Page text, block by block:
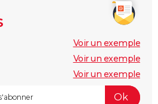
Voir un exemple
Voir un exemple
Voir un exemple